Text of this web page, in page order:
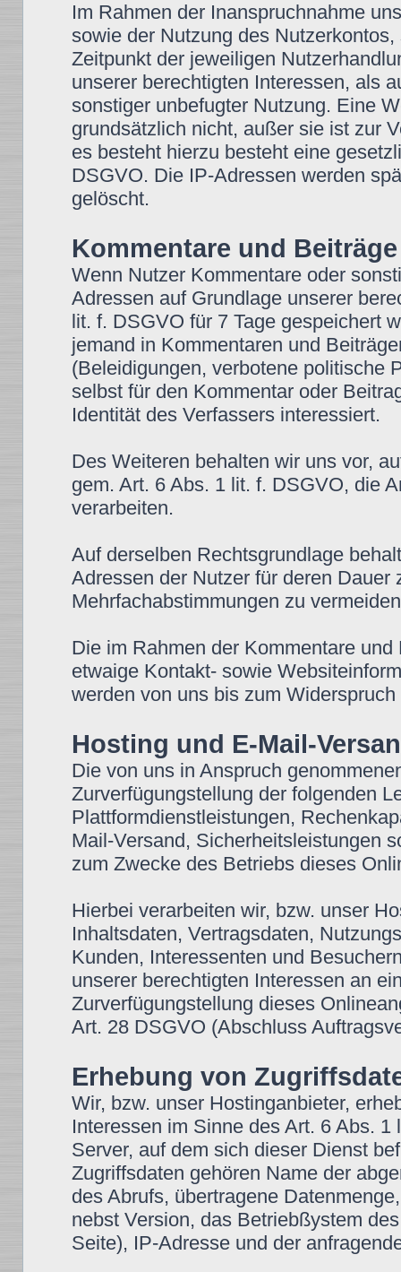
Im Rahmen der Inanspruchnahme
sowie der Nutzung des
Zeitpunkt der jeweiligen
unserer berechtigten Interessen, als
sonstiger unbefugter Nutzung. Eine
grundsätzlich nicht, außer sie ist zur
es besteht hierzu besteht eine
DSGVO. Die IP-Adressen werden
gelöscht.
Kommentare und Beiträge
Wenn Nutzer Kommentare oder
Adressen auf Grundlage unserer
lit. f. DSGVO für 7 Tage gespeichert
jemand in Kommentaren und
(Beleidigungen, verbotene politische
selbst für den Kommentar oder
Identität des Verfassers interessiert.
Des Weiteren behalten wir uns vor,
gem. Art. 6 Abs. 1 lit. f. DSGVO, die
verarbeiten.
Auf derselben Rechtsgrundlage
Adressen der Nutzer für deren
Mehrfachabstimmungen zu
Die im Rahmen der Kommentare
etwaige Kontakt- sowie
werden von uns bis zum
Hosting und E-Mail-
Die von uns in Anspruch
Zurverfügungstellung der folgenden
Plattformdienstleistungen,
Mail-Versand, Sicherheitsleistungen
zum Zwecke des Betriebs dieses
Hierbei verarbeiten wir, bzw. unser
Inhaltsdaten, Vertragsdaten,
Kunden, Interessenten und
unserer berechtigten Interessen an
Zurverfügungstellung dieses
Art. 28 DSGVO (Abschluss
Erhebung von
Wir, bzw. unser Hostinganbieter,
Interessen im Sinne des Art. 6 Abs.
Server, auf dem sich dieser Dienst
Zugriffsdaten gehören Name der
des Abrufs, übertragene
nebst Version, das Betriebßystem
Seite), IP-Adresse und der